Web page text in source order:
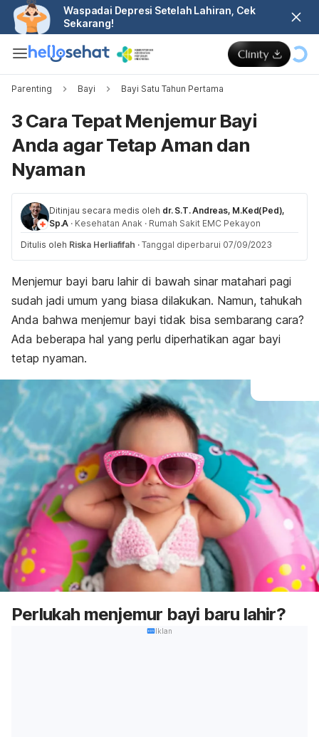
Waspadai Depresi Setelah Lahiran, Cek
Sekarang!
Parenting Bayi Bayi Satu Tahun Pertama
3 Cara Tepat Menjemur Bayi
Anda agar Tetap Aman dan
Nyaman
Ditinjau secara medis oleh dr. S.T. Andreas, M.Ked(Ped),
Sp.A · Kesehatan Anak · Rumah Sakit EMC Pekayon
Ditulis oleh Riska Herliafifah · Tanggal diperbarui 07/09/2023
Menjemur bayi baru lahir di bawah sinar matahari pagi
sudah jadi umum yang biasa dilakukan. Namun, tahukah
Anda bahwa menjemur bayi tidak bisa sembarang cara?
Ada beberapa hal yang perlu diperhatikan agar bayi
tetap nyaman.
Perlukah menjemur bayi baru lahir?
Iklan